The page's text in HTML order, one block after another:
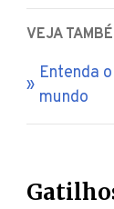
VEJA
Entenda
mundo